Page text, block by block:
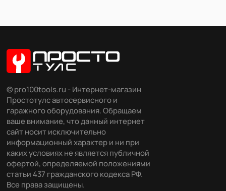
© pro100tools.ru - Интернет-магазин
Простотулс автосервисного и
гаражного оборудования. Обращаем
ваше внимание, что данный интернет
сайт носит исключительно
информационный характер и ни при
каких условиях не является публичной
офертой, определяемой положениями
статьи 437 гражданского кодекса РФ.
Все права защищены.